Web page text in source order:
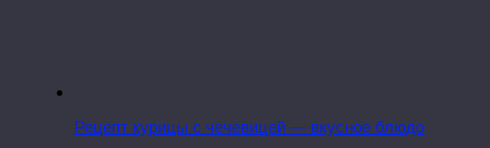
Рецепт курицы с чечевицей — вкусное блюдо